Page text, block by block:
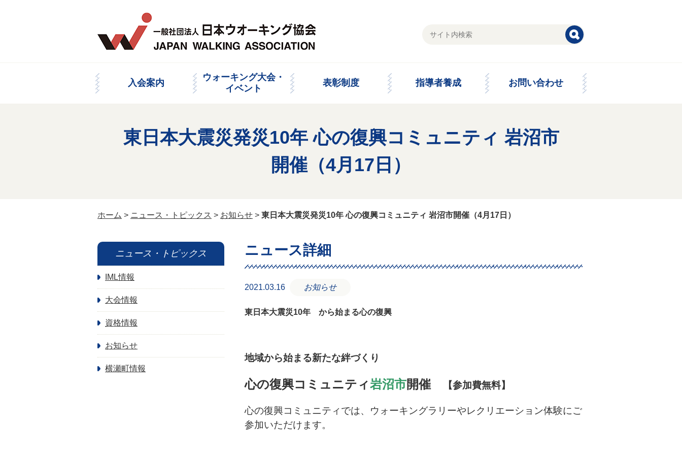
入会案内
ウォーキング大会・
イベント
表彰制度 指導者養成 お問い合わせ
東日本大震災発災10年 心の復興コミュニティ 岩沼市
開催（4月17日）
ホーム > ニュース・トピックス > お知らせ > 東日本大震災発災10年 心の復興コミュニティ 岩沼市開催（4月17日）
ニュース詳細
2021.03.16 お知らせ
東日本大震災10年 から始まる心の復興
地域から始まる新たな絆づくり
心の復興コミュニティ岩沼市開催 【参加費無料】
心の復興コミュニティでは、ウォーキングラリーやレクリエーション体験にご
参加いただけます。
ニュース・トピックス
IML情報
大会情報
資格情報
お知らせ
横瀬町情報